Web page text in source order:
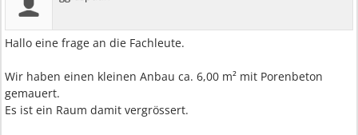
Hallo eine frage an die Fachleute.
Wir haben einen kleinen Anbau ca. 6,00 m² mit Porenbeton
gemauert.
Es ist ein Raum damit vergrössert.